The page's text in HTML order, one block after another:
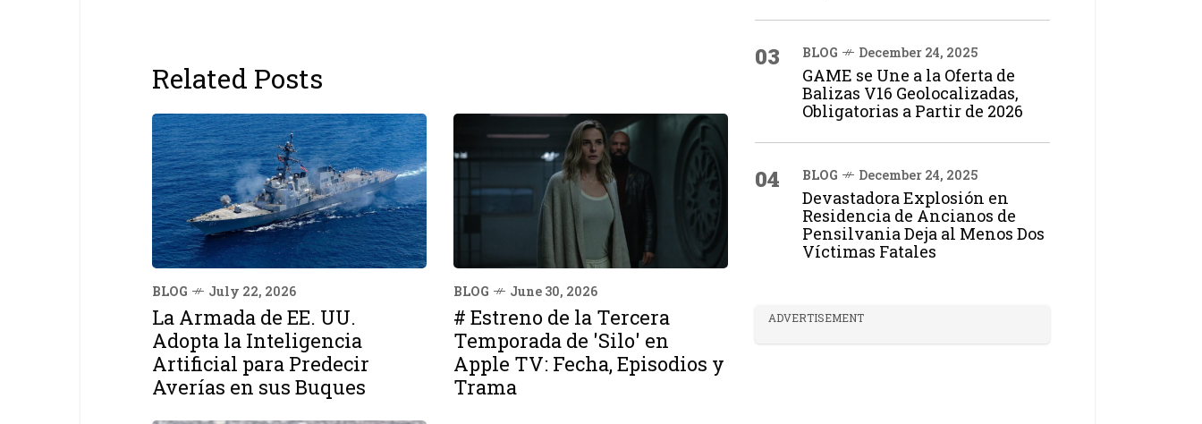
Related Posts
BLOG July 22, 2026
La Armada de EE. UU.
Adopta la Inteligencia
Artificial para Predecir
Averías en sus Buques
BLOG June 30, 2026
# Estreno de la Tercera
Temporada de 'Silo' en
Apple TV: Fecha, Episodios y
Trama
03 BLOG December 24, 2025
GAME se Une a la Oferta de
Balizas V16 Geolocalizadas,
Obligatorias a Partir de 2026
04 BLOG December 24, 2025
Devastadora Explosión en
Residencia de Ancianos de
Pensilvania Deja al Menos Dos
Víctimas Fatales
ADVERTISEMENT